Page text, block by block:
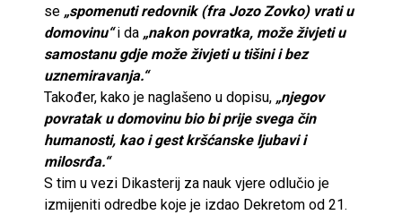
se „spomenuti redovnik (fra Jozo Zovko) vrati u
domovinu“i da „nakon povratka, može živjeti u
samostanu gdje može živjeti u tišini i bez
uznemiravanja.“
Također, kako je naglašeno u dopisu, „njegov
povratak u domovinu bio bi prije svega čin
humanosti, kao i gest kršćanske ljubavi i
milosrđa.“
S tim u vezi Dikasterij za nauk vjere odlučio je
izmijeniti odredbe koje je izdao Dekretom od 21.